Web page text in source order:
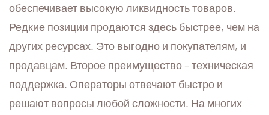
обеспечивает высокую ликвидность товаров.
Редкие позиции продаются здесь быстрее, чем на
других ресурсах. Это выгодно и покупателям, и
продавцам. Второе преимущество – техническая
поддержка. Операторы отвечают быстро и
решают вопросы любой сложности. На многих